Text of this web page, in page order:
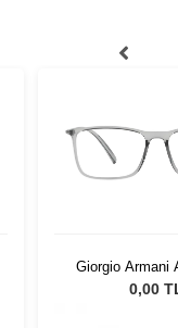
Giorgio Armani
5948 53
0,00